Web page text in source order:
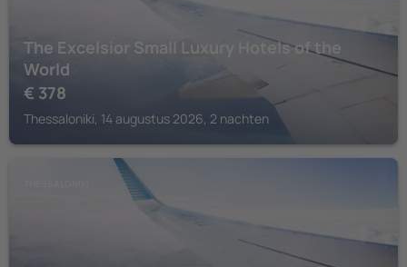
The Excelsior Small Luxury Hotels of the
World
€ 378
Thessaloniki, 14 augustus 2026, 2 nachten